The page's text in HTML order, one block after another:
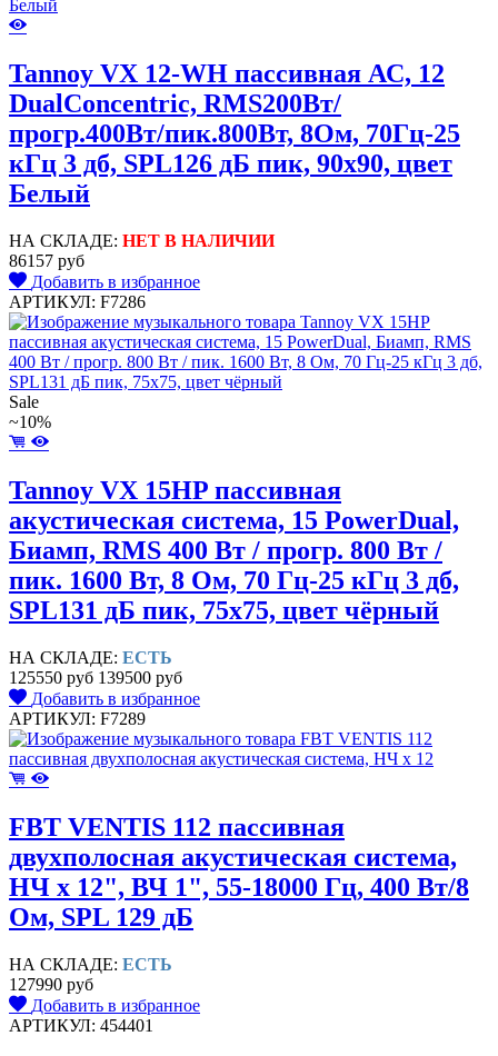
Tannoy VX 12-WH пассивная АС, 12
DualConcentric, RMS200Вт/
прогр.400Вт/пик.800Вт, 8Ом, 70Гц-25
кГц 3 дб, SPL126 дБ пик, 90x90, цвет
Белый
НА СКЛАДЕ: НЕТ В НАЛИЧИИ
86157 руб
Добавить в избранное
АРТИКУЛ: F7286
Sale
~10%
Tannoy VX 15HP пассивная
акустическая система, 15 PowerDual,
Биамп, RMS 400 Вт / прогр. 800 Вт /
пик. 1600 Вт, 8 Ом, 70 Гц-25 кГц 3 дб,
SPL131 дБ пик, 75x75, цвет чёрный
НА СКЛАДЕ: ЕСТЬ
125550 руб 139500 руб
Добавить в избранное
АРТИКУЛ: F7289
FBT VENTIS 112 пассивная
двухполосная акустическая система,
НЧ х 12", ВЧ 1", 55-18000 Гц, 400 Вт/8
Ом, SPL 129 дБ
НА СКЛАДЕ: ЕСТЬ
127990 руб
Добавить в избранное
АРТИКУЛ: 454401